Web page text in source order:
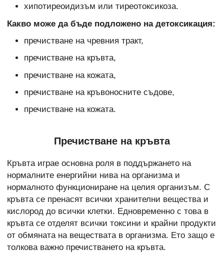
хипотиреоидизъм или тиреотоксикоза.
Какво може да бъде подложено на детоксикация:
пречистване на чревния тракт,
пречистване на кръвта,
пречистване на кожата,
пречистване на кръвоносните съдове,
пречистване на кожата.
Пречистване на кръвта
Кръвта играе основна роля в поддържането на
нормалните енергийни нива на организма и
нормалното функциониране на целия организъм. С
кръвта се пренасят всички хранителни вещества и
кислород до всички клетки. Едновременно с това в
кръвта се отделят всички токсини и крайни продукти
от обмяната на веществата в организма. Ето защо е
толкова важно пречистването на кръвта.